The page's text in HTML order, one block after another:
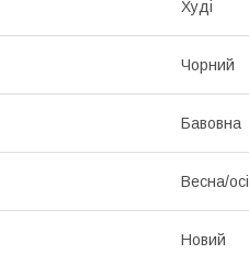
Худі
Чорний
Бавовна
Весна/
Новий